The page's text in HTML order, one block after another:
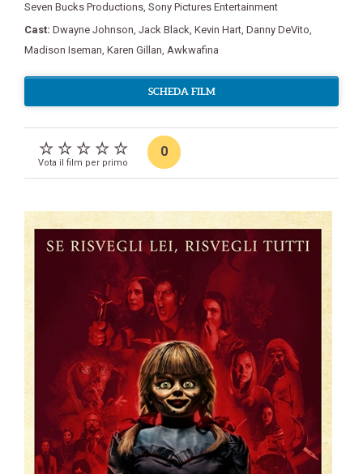
Seven Bucks Productions, Sony Pictures Entertainment
Cast: Dwayne Johnson, Jack Black, Kevin Hart, Danny DeVito,
Madison Iseman, Karen Gillan, Awkwafina
SCHEDA FILM
Vota il film per primo
0